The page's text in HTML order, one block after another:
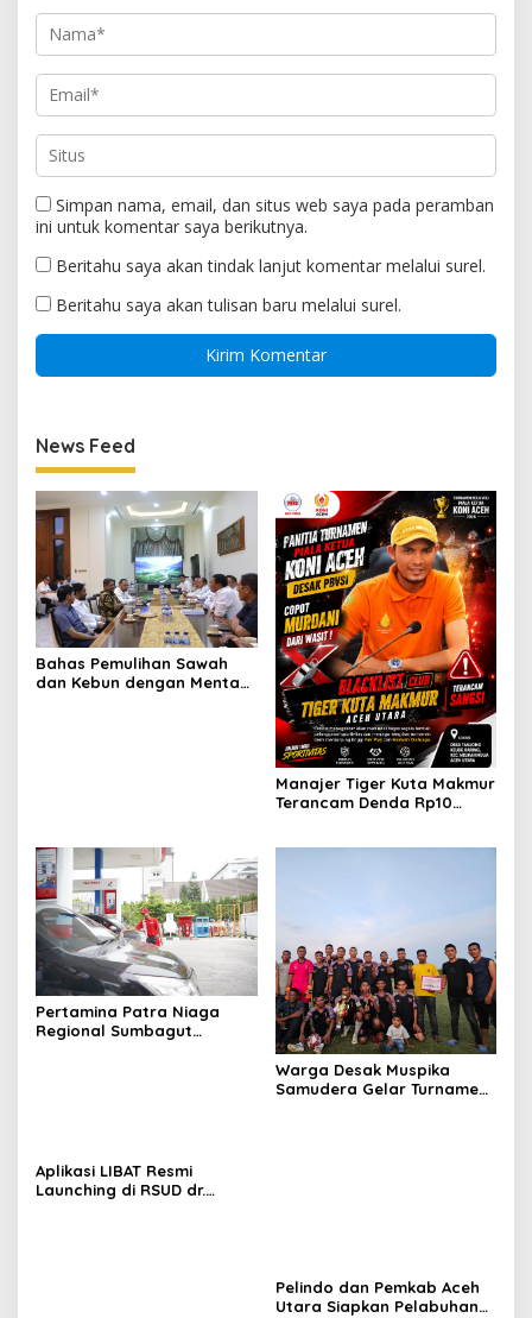
Simpan nama, email, dan situs web saya pada peramban
ini untuk komentar saya berikutnya.
Beritahu saya akan tindak lanjut komentar melalui surel.
Beritahu saya akan tulisan baru melalui surel.
News Feed
Bahas Pemulihan Sawah
dan Kebun dengan Mentan,
Manajer Tiger Kuta Makmur
Terancam Denda Rp10
Pertamina Patra Niaga
Regional Sumbagut
Warga Desak Muspika
Samudera Gelar Turnamen
Aplikasi LIBAT Resmi
Launching di RSUD dr.
Pelindo dan Pemkab Aceh
Utara Siapkan Pelabuhan